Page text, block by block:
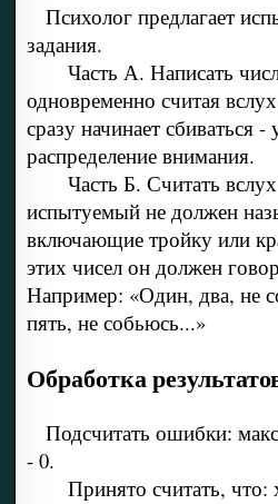
Психолог предлагает
задания.
Часть А. Написать
одновременно считая
сразу начинает сбиваться -
распределение внимания.
Часть Б. Считать
испытуемый не должен
включающие тройку или
этих чисел он должен
Например: «Один, два, не
пять, не собьюсь...»
Обработка
Подсчитать ошибки:
- 0.
Принято считать, что: